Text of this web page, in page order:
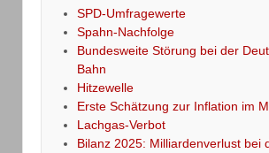
SPD-Umfragewerte
Spahn-Nachfolge
Bundesweite Störung bei der
Bahn
Hitzewelle
Erste Schätzung zur Inflation im
Lachgas-Verbot
Bilanz 2025: Milliardenverlust bei